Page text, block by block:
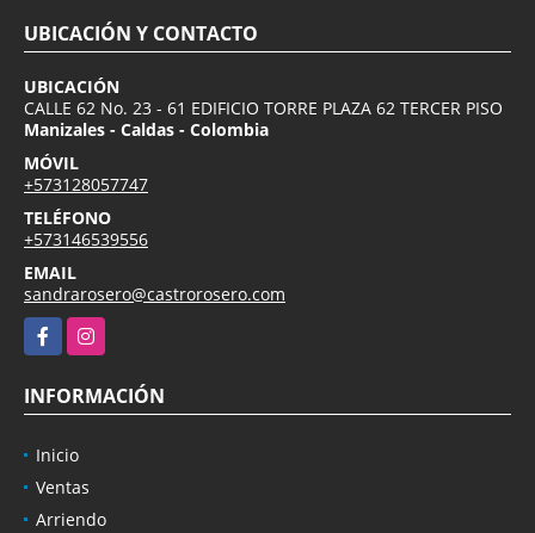
UBICACIÓN Y CONTACTO
UBICACIÓN
CALLE 62 No. 23 - 61 EDIFICIO TORRE PLAZA 62 TERCER PISO
Manizales - Caldas - Colombia
MÓVIL
+573128057747
TELÉFONO
+573146539556
EMAIL
sandrarosero@castrorosero.com
FacebookInstagram
INFORMACIÓN
Inicio
Ventas
Arriendo